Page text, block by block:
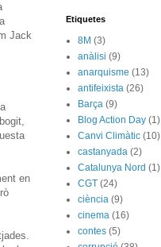
Jack
en
Etiquetes
8M (3)
anàlisi (9)
anarquisme (13)
antifeixista (26)
Barça (9)
Blog Action Day (1)
Canvi Climàtic (10)
castanyada (2)
Catalunya Nord (1)
CGT (24)
ciència (9)
cinema (16)
contes (5)